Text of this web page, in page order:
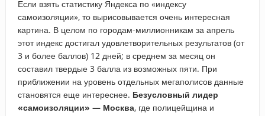
Если взять статистику Яндекса по «индексу
самоизоляции», то вырисовывается очень интересная
картина. В целом по городам-миллионникам за апрель
этот индекс достигал удовлетворительных результатов (от
3 и более баллов) 12 дней; в среднем за месяц он
составил твердые 3 балла из возможных пяти. При
приближении на уровень отдельных мегаполисов данные
становятся еще интереснее. Безусловный лидер
«самоизоляции» — Москва, где полицейщина и